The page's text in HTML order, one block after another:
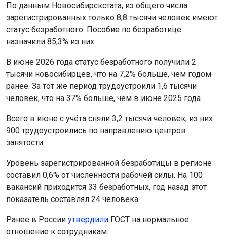
По данным Новосибирскстата, из общего числа
зарегистрированных только 8,8 тысячи человек имеют
статус безработного. Пособие по безработице
назначили 85,3% из них.
В июне 2026 года статус безработного получили 2
тысячи новосибирцев, что на 7,2% больше, чем годом
ранее. За тот же период трудоустроили 1,6 тысячи
человек, что на 37% больше, чем в июне 2025 года.
Всего в июне с учёта сняли 3,2 тысячи человек, из них
900 трудоустроились по направлению центров
занятости.
Уровень зарегистрированной безработицы в регионе
составил 0,6% от численности рабочей силы. На 100
вакансий приходится 33 безработных, год назад этот
показатель составлял 24 человека.
Ранее в России утвердили ГОСТ на нормальное
отношение к сотрудникам.